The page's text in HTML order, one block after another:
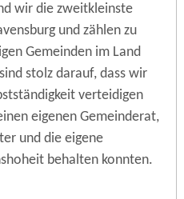
wir die zweitkleinste
und zählen zu
Gemeinden im Land
stolz darauf, dass wir
verteidigen
eigenen Gemeinderat,
und die eigene
behalten konnten.